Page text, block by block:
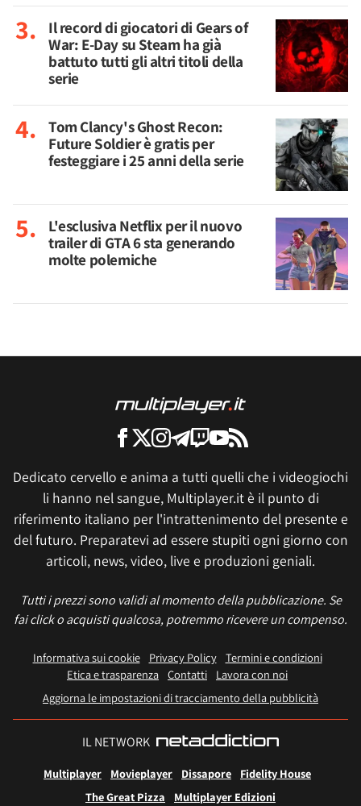
Il record di giocatori di Gears of
War: E-Day su Steam ha già
battuto tutti gli altri titoli della
serie
Tom Clancy's Ghost Recon:
Future Soldier è gratis per
festeggiare i 25 anni della serie
L'esclusiva Netflix per il nuovo
trailer di GTA 6 sta generando
molte polemiche
Dedicato cervello e anima a tutti quelli che i videogiochi
li hanno nel sangue, Multiplayer.it è il punto di
riferimento italiano per l'intrattenimento del presente e
del futuro. Preparatevi ad essere stupiti ogni giorno con
articoli, news, video, live e produzioni geniali.
Tutti i prezzi sono validi al momento della pubblicazione. Se
fai click o acquisti qualcosa, potremmo ricevere un compenso.
Informativa sui cookie Privacy Policy
Termini e condizioni
Etica e trasparenza Contatti
Lavora con noi
Aggiorna le impostazioni di tracciamento della pubblicità
IL NETWORK
Multiplayer Movieplayer Dissapore
Fidelity House
The Great Pizza
Multiplayer Edizioni